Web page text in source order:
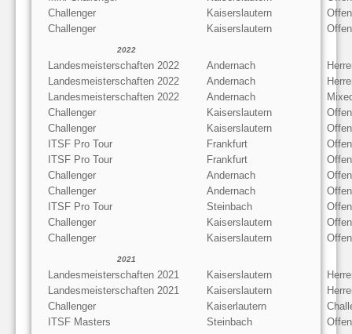
Challenger
Kaiserslautern
Challenger
Kaiserslautern
2022
Landesmeisterschaften 2022 Andernach
Landesmeisterschaften 2022
Andernach
Landesmeisterschaften 2022
Andernach
Challenger
Kaiserslautern
Challenger
Kaiserslautern
ITSF Pro Tour
Frankfurt
ITSF Pro Tour
Frankfurt
Challenger
Andernach
Challenger
Andernach
ITSF Pro Tour
Steinbach
Challenger
Kaiserslautern
Challenger
Kaiserslautern
2021
Landesmeisterschaften 2021 Kaiserslautern
Landesmeisterschaften 2021
Kaiserslautern
Challenger
Kaiserlautern
ITSF Masters
Steinbach